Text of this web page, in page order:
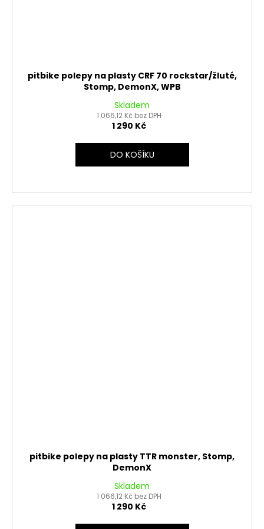
pitbike polepy na plasty CRF 70 rockstar/žluté,
Stomp, DemonX, WPB
Skladem
1 066,12 Kč bez DPH
1 290 Kč
DO KOŠÍKU
pitbike polepy na plasty TTR monster, Stomp,
DemonX
Skladem
1 066,12 Kč bez DPH
1 290 Kč